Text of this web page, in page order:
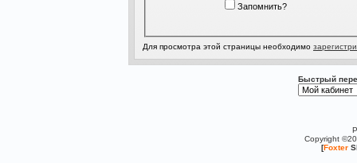
Запомнить?
Для просмотра этой страницы необходимо
Быстрый
Copyright
[Foxter